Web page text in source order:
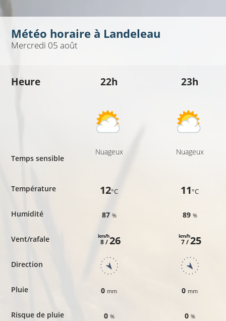
Météo horaire à Landeleau
Mercredi 05 août
Heure
Temps sensible
Température
Humidité
Vent/rafale
Direction
Pluie
Risque de pluie
22h
Nuageux
12°C
87 %
8 /
km/h26
0 mm
0 %
23h
Nuageux
11°C
89 %
7 /
km/h25
0 mm
0 %